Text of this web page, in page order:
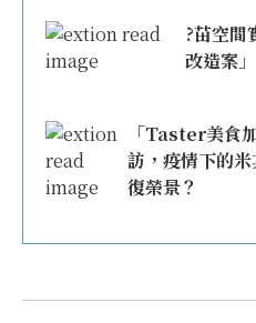
?苗空間
改造案」
「Taster美食
訪，疫情下的
復榮景？